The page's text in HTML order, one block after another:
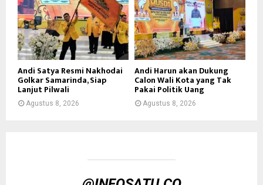
Andi Satya Resmi Nakhodai
Golkar Samarinda, Siap
Lanjut Pilwali
Agustus 8, 2026
Andi Harun akan Dukung
Calon Wali Kota yang Tak
Pakai Politik Uang
Agustus 8, 2026